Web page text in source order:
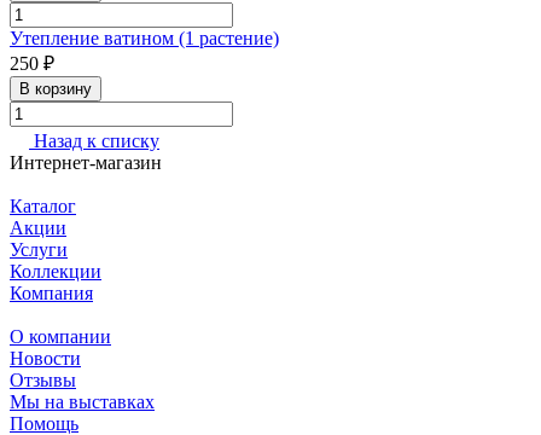
Утепление ватином (1 растение)
250 ₽
В корзину
Назад к списку
Интернет-магазин
Каталог
Акции
Услуги
Коллекции
Компания
О компании
Новости
Отзывы
Мы на выставках
Помощь